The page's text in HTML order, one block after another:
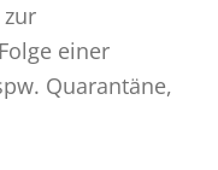
einer
Quarantäne,